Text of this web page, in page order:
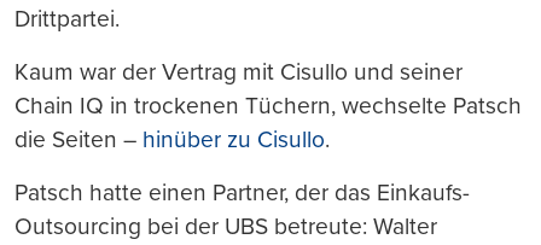
Drittpartei.
Kaum war der Vertrag mit Cisullo und seiner
Chain IQ in trockenen Tüchern, wechselte Patsch
die Seiten – hinüber zu Cisullo.
Patsch hatte einen Partner, der das Einkaufs-
Outsourcing bei der UBS betreute: Walter